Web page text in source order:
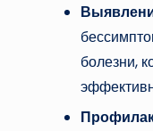
болезни,